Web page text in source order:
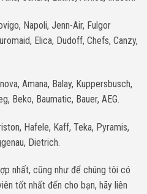
Napoli, Jenn-Air, Fulgor
Elica, Dudoff, Chefs, Canzy,
Amana, Balay, Kuppersbusch,
Beko, Baumatic, Bauer, AEG.
Hafele, Kaff, Teka, Pyramis,
Dietrich.
nhất, cũng như để chúng tôi có
tốt nhất đến cho bạn, hãy liên